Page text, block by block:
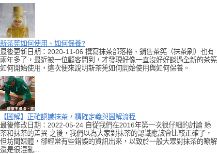
新茶筅如何使用、如何保養?
最後更新日期：2020-11-06 撰寫抹茶部落格、銷售茶筅（抹茶刷）也有
兩年多了，最近被一位顧客問到，才發現好像一直沒好好談過全新的茶筅
如何開始使用，這次便來說明新茶筅如何開始使用與如何保養。
【圖解】正確認識抹茶，精確定義與圖解流程
最後修改日期：2022-05-24 自從我們在2016年第一次很仔細的討論 綠
茶和抹茶的差異 之後，我們以為大家對抹茶的認識應該會比較正確了，
但坊間媒體，卻經常有些錯誤的資訊出來，以致於一般大眾對抹茶的瞭解
還是很混亂...